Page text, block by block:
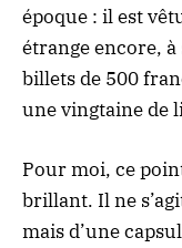
époque : il est
étrange encore, à
billets de 500
une vingtaine de
Pour moi, ce
brillant. Il ne
mais d’une